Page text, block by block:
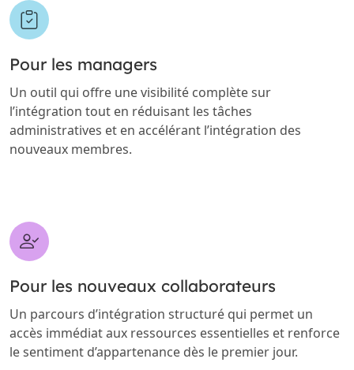
Pour les managers
Un outil qui offre une visibilité complète sur
l’intégration tout en réduisant les tâches
administratives et en accélérant l’intégration des
nouveaux membres.
Pour les nouveaux collaborateurs
Un parcours d’intégration structuré qui permet un
accès immédiat aux ressources essentielles et renforce
le sentiment d’appartenance dès le premier jour.